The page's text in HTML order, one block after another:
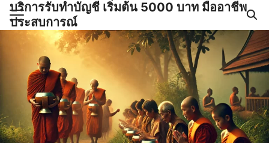
Skip
content
บริการรับทำบัญชี เริ่มต้น 5000 บาท มืออาชีพ
ประสบการณ์
ญชีและภาษีครบวงจร |
Search